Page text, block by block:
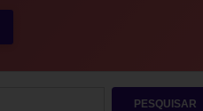
PESQUISAR